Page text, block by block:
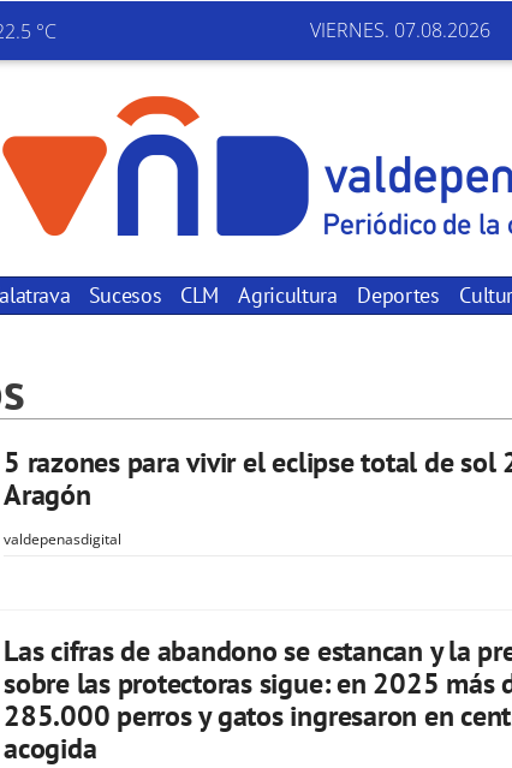
°C VIERNES. 07.08.2026
Sucesos CLM Agricultura Deportes
5 razones para vivir el eclipse total de sol
Aragón
valdepenasdigital
Las cifras de abandono se estancan y la
sobre las protectoras sigue: en 2025 más
285.000 perros y gatos ingresaron en
acogida